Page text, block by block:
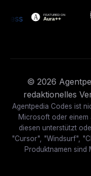
© 2026
redaktionelles
Agentpedia Codes ist
Microsoft oder einem
diesen unterstützt
"Cursor", "Windsurf",
Produktnamen sind